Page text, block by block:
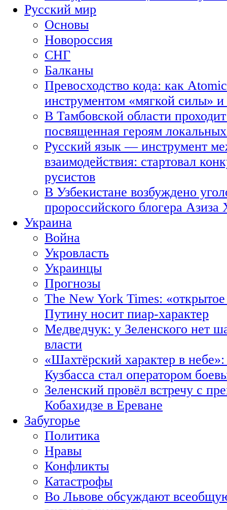
Русский мир
Основы
Новороссия
СНГ
Балканы
Превосходство кода: как
инструментом «мягкой силы» и
В Тамбовской области
посвященная героям
Русский язык — инструмент
взаимодействия: стартовал
русистов
В Узбекистане возбуждено
пророссийского блогера Азиза
Украина
Война
Укровласть
Украинцы
Прогнозы
The New York Times:
Путину носит пиар-характер
Медведчук: у Зеленского нет
власти
«Шахтёрский характер в
Кузбасса стал оператором
Зеленский провёл встречу с
Кобахидзе в Ереване
Забугорье
Политика
Нравы
Конфликты
Катастрофы
Во Львове обсуждают